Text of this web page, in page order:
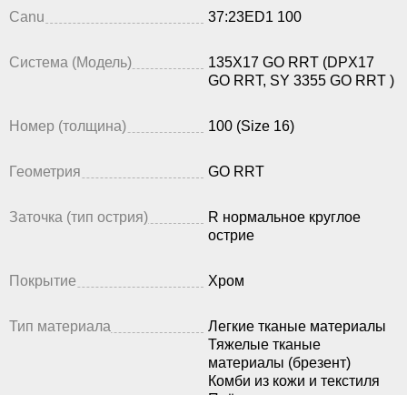
Canu 37:23ED1 100
Система (Модель)
135X17 GO RRT (DPX17
GO RRT, SY 3355 GO RRT )
Номер (толщина) 100 (Size 16)
Геометрия GO RRT
Заточка (тип острия)
R нормальное круглое
острие
Покрытие Хром
Тип материала
Легкие тканые материалы
Тяжелые тканые
материалы (брезент)
Комби из кожи и текстиля